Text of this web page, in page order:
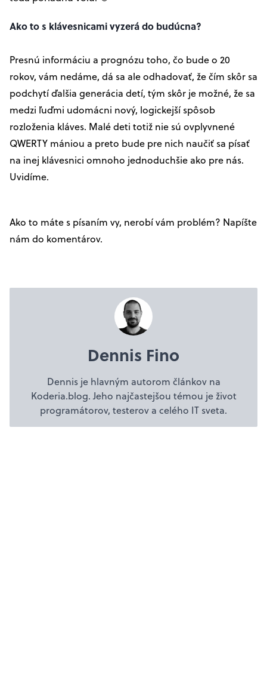
Ako to s klávesnicami vyzerá do budúcna?
Presnú informáciu a prognózu toho, čo bude o 20
rokov, vám nedáme, dá sa ale odhadovať, že čím skôr sa
podchytí ďalšia generácia detí, tým skôr je možné, že sa
medzi ľuďmi udomácni nový, logickejší spôsob
rozloženia kláves. Malé deti totiž nie sú ovplyvnené
QWERTY mániou a preto bude pre nich naučiť sa písať
na inej klávesnici omnoho jednoduchšie ako pre nás.
Uvidíme.
Ako to máte s písaním vy, nerobí vám problém? Napíšte
nám do komentárov.
Dennis Fino
Dennis je hlavným autorom článkov na
Koderia.blog. Jeho najčastejšou témou je život
programátorov, testerov a celého IT sveta.